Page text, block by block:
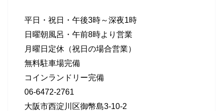
平日・祝日・午後3時～深夜1時
日曜朝風呂・午前8時より営業
月曜日定休（祝日の場合営業）
無料駐車場完備
コインランドリー完備
06-6472-2761
大阪市西淀川区御幣島3-10-2